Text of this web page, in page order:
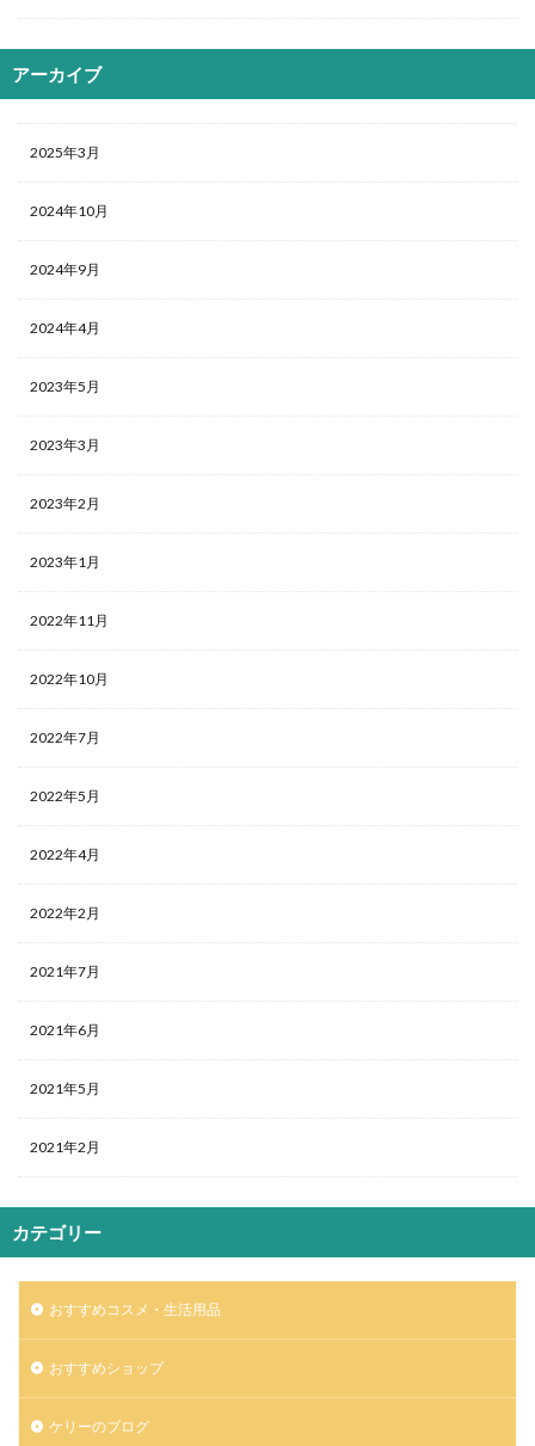
アーカイブ
2025年3月
2024年10月
2024年9月
2024年4月
2023年5月
2023年3月
2023年2月
2023年1月
2022年11月
2022年10月
2022年7月
2022年5月
2022年4月
2022年2月
2021年7月
2021年6月
2021年5月
2021年2月
カテゴリー
おすすめコスメ・生活用品
おすすめショップ
ケリーのブログ